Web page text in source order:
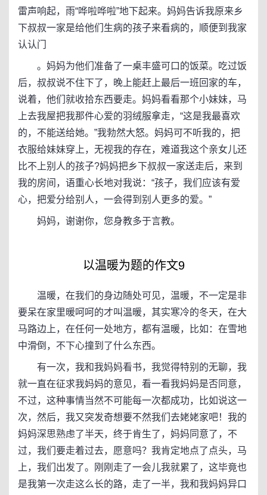
雷声响起，雨“哗啦哗啦”地下起来。妈妈告诉我原来乡
下叔叔一家是给他们生病的孩子来看病的，顺便到我家
认认门
。妈妈为他们准备了一桌丰盛可口的饭菜。吃过饭
后，叔叔说不住下了，晚上能赶上最后一班回家的车，
说着，他们就收拾东西要走。妈妈看看那个小妹妹，马
上去我屋把我那件心爱的羽绒服拿走，“这是我最喜欢
的，不能送给她。”我勃然大怒。妈妈可不听我的，把
衣服给妹妹穿上，无视我的存在，难道我这个亲女儿还
比不上别人的孩子?妈妈把乡下叔叔一家送走后，来到
我的房间，语重心长地对我说：“孩子，我们应该有爱
心，把爱分给别人，一会得到别人更多的爱。”
妈妈，谢谢你，您身教多于言教。
以温暖为题的作文9
温暖，在我们的身边随处可见，温暖，不一定是非
要呆在家里暖呵呵的才叫温暖，其实寒冷的冬天，在大
马路边上，在任何一处地方，都有温暖，比如：在雪地
中滑倒，不下心撞到了什么东西。
有一次，我和我妈妈看书，我觉得特别的无聊，我
就一直在征求我妈妈的意见，看一看我妈妈是否同意，
不过，这种事情当然不可能每一次都成功，比如说这一
次，然后，我又突发奇想要不然我们去姥姥家吧！我的
妈妈深思熟虑了半天，终于肯生了，妈妈同意了，不
过，我们要走着过去，愿意吗？我肯定地点了点头，马
上，我们出发了。刚刚走了一会儿我就累了，这毕竟也
是我第一次走这么长的路，走了一半，我和我妈妈异口